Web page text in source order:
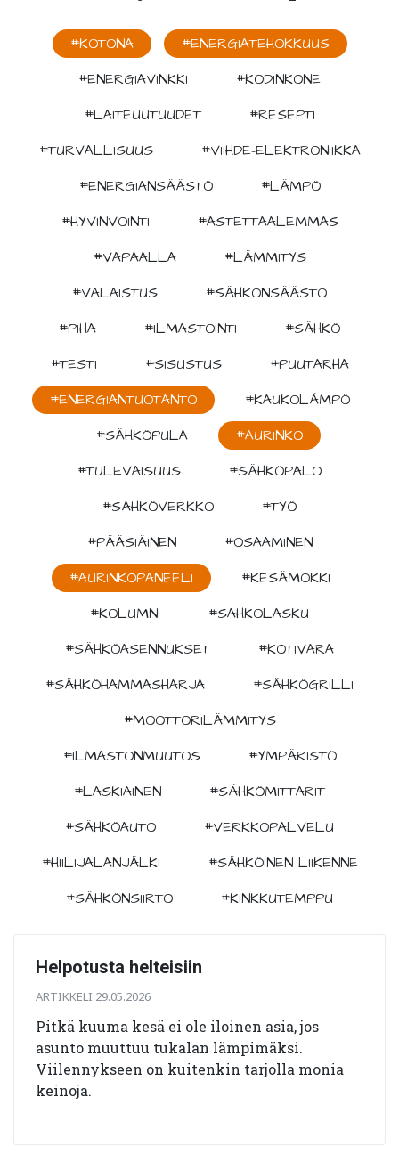
#KOTONA
#ENERGIATEHOKKUUS
#ENERGIAVINKKI
#KODINKONE
#LAITEUUTUUDET
#RESEPTI
#TURVALLISUUS
#VIIHDE-ELEKTRONIIKKA
#ENERGIANSÄÄSTÖ
#LÄMPÖ
#HYVINVOINTI
#ASTETTAALEMMAS
#VAPAALLA
#LÄMMITYS
#VALAISTUS
#SÄHKÖNSÄÄSTÖ
#PIHA
#ILMASTOINTI
#SÄHKÖ
#TESTI
#SISUSTUS
#PUUTARHA
#ENERGIANTUOTANTO
#KAUKOLÄMPÖ
#SÄHKÖPULA
#AURINKO
#TULEVAISUUS
#SÄHKÖPALO
#SÄHKÖVERKKO
#TYÖ
#PÄÄSIÄINEN
#OSAAMINEN
#AURINKOPANEELI
#KESÄMÖKKI
#KOLUMNI
#SAHKOLASKU
#SÄHKÖASENNUKSET
#KOTIVARA
#SÄHKÖHAMMASHARJA
#SÄHKÖGRILLI
#MOOTTORILÄMMITYS
#ILMASTONMUUTOS
#YMPÄRISTÖ
#LASKIAINEN
#SÄHKÖMITTARIT
#SÄHKÖAUTO
#VERKKOPALVELU
#HIILIJALANJÄLKI
#SÄHKÖINEN LIIKENNE
#SÄHKÖNSIIRTO
#KINKKUTEMPPU
Helpotusta helteisiin
ARTIKKELI 29.05.2026
Pitkä kuuma kesä ei ole iloinen asia, jos
asunto muuttuu tukalan lämpimäksi.
Viilennykseen on kuitenkin tarjolla monia
keinoja.